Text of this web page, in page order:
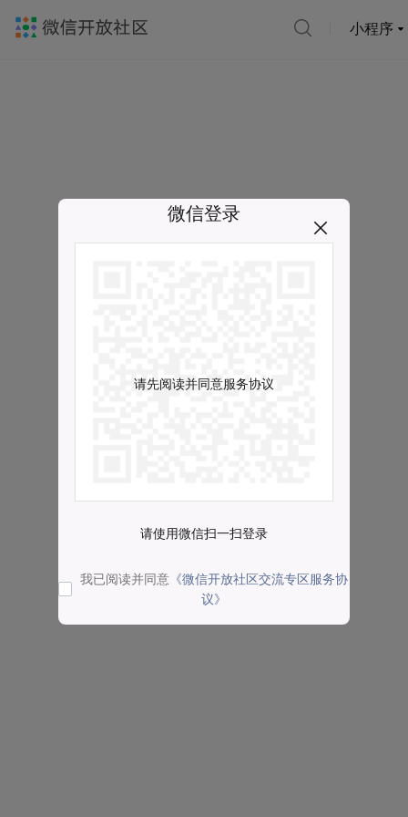
小程序
微信登录
请先阅读并同意服务协议
请使用微信扫一扫登录
我已阅读并同意 《微信开放社区交流专区服务协
议》